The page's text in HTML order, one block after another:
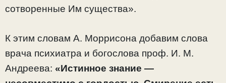
сотворенные Им существа».
К этим словам А. Моррисона добавим слова
врача психиатра и богослова проф. И. М.
Андреева: «Истинное знание —